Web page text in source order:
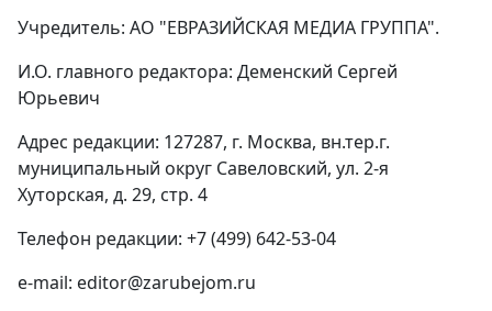
Учредитель: АО "ЕВРАЗИЙСКАЯ МЕДИА ГРУППА".
И.О. главного редактора: Деменский Сергей
Юрьевич
Адрес редакции: 127287, г. Москва, вн.тер.г.
муниципальный округ Савеловский, ул. 2-я
Хуторская, д. 29, стр. 4
Телефон редакции: +7 (499) 642-53-04
e-mail: editor@zarubejom.ru